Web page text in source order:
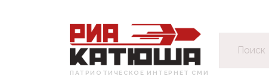
ПАТРИОТИЧЕСКОЕ ИНТЕРНЕТ СМИ